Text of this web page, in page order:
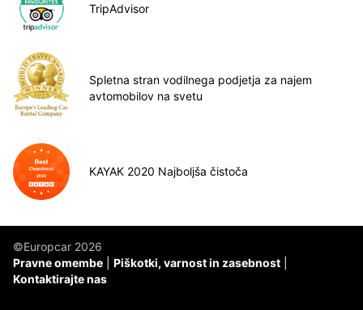
TripAdvisor
Spletna stran vodilnega podjetja za najem
avtomobilov na svetu
KAYAK 2020 Najboljša čistoča
©Europcar 2026
Pravne omembe
Piškotki, varnost in zasebnost
Kontaktirajte nas